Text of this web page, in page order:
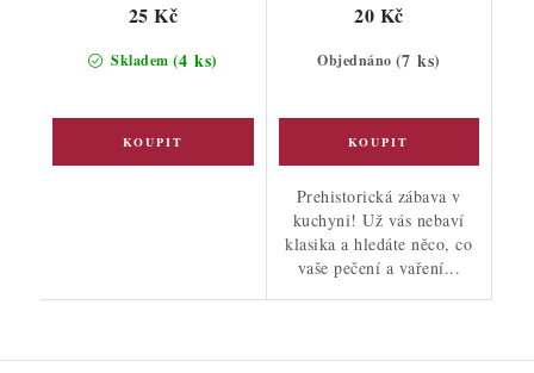
Skladem (4 ks)
25 Kč
Objednáno (7 ks)
20 Kč
Prehistorická zábava v
kuchyni! Už vás nebaví
klasika a hledáte něco, co
vaše pečení a vaření...